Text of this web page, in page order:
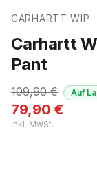
CARHARTT WIP
Carhartt
Pant
109,90€
79,90 €
inkl. MwSt.
Auf